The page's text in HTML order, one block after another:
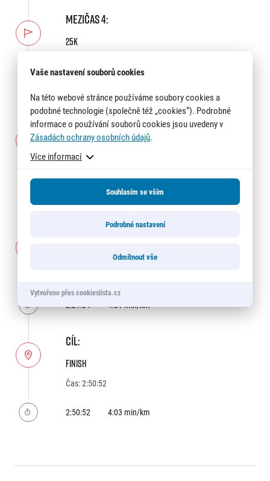
MEZIČAS 4:
25K
MEZIČAS 5:
Čas: 2:00:15
4:00 min/km
2:21:04 4:01 min/km
CÍL:
Finish
Čas: 2:50:52
2:50:52 4:03 min/km
Vaše nastavení souborů cookies
Na této webové stránce používáme soubory cookies a
podobné technologie (společně též „cookies“). Podrobné
informace o používání souborů cookies jsou uvedeny v
Zásadách ochrany osobních údajů.
Více informací
Souhlasím se vším
Podrobné nastavení
Odmítnout vše
Vytvořeno přes cookieslista.cz